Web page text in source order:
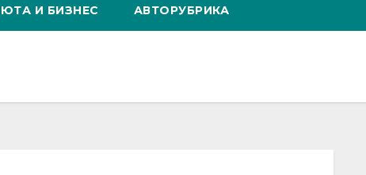
И БИЗНЕС АВТОРУБРИКА